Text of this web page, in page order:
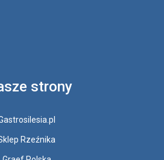
strony
Rzeźnika